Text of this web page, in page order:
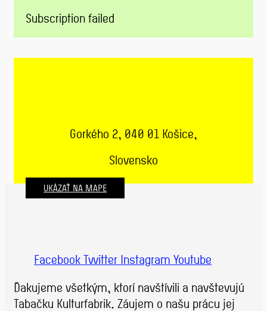
Subscription failed
Gorkého 2, 040 01 Košice,
Slovensko
UKÁZAŤ NA MAPE
Facebook Twitter Instagram Youtube
Ďakujeme všetkým, ktorí navštívili a navštevujú
Tabačku Kulturfabrik. Záujem o našu prácu jej